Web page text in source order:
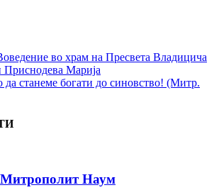
во храм на Пресвета Владицича
Марија
да станеме богати до синовство! (Митр.
Наум